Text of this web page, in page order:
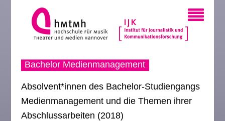
Bachelor Medienmanagement
Absolvent*innen des Bachelor-Studiengangs
Medienmanagement und die Themen ihrer
Abschlussarbeiten (2018)